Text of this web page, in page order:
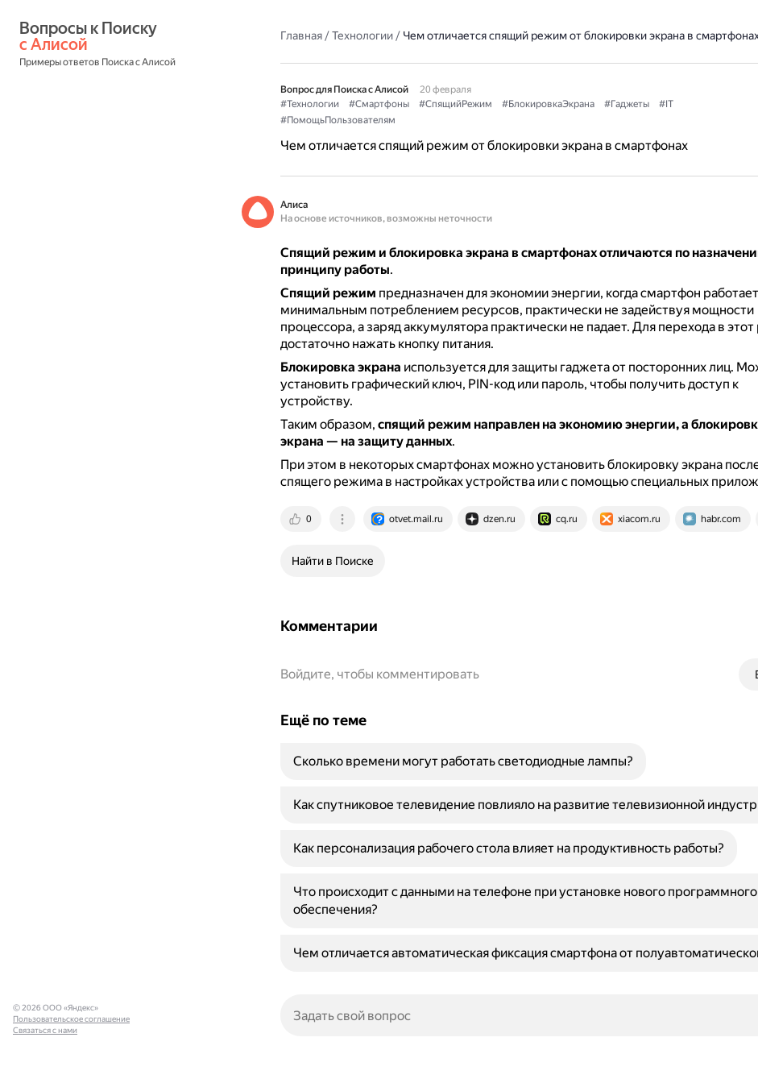
с Алисой
Примеры ответов Поиска с Алисой
Главная/Технологии/ Чем отличается спящий режим от блокировки экрана в
Вопрос для Поиска с Алисой
20 февраля
#Технологии
#Смартфоны #СпящийРежим #БлокировкаЭкрана #Гаджеты
#IT
#ПомощьПользователям
Чем отличается спящий режим от блокировки экрана в смартфонах
Алиса
На основе источников, возможны неточности
Спящий режим и блокировка экрана в смартфонах отличаются по
принципу работы.
Спящий режим предназначен для экономии энергии, когда смартфон
минимальным потреблением ресурсов, практически не задействуя мощности
процессора, а заряд аккумулятора практически не падает. Для перехода в
достаточно нажать кнопку питания.
Блокировка экрана используется для защиты гаджета от посторонних лиц.
установить графический ключ, PIN-код или пароль, чтобы получить доступ к
устройству.
Таким образом, спящий режим направлен на экономию энергии, а
экрана — на защиту данных.
При этом в некоторых смартфонах можно установить блокировку экрана
спящего режима в настройках устройства или с помощью специальных
0 otvet.mail.ru dzen.ru cq.ru xiacom.ru habr.com
Найти в Поиске
Комментарии
Войдите, чтобы комментировать
Ещё по теме
Сколько времени могут работать светодиодные лампы?
Как спутниковое телевидение повлияло на развитие телевизионной
Как персонализация рабочего стола влияет на продуктивность работы?
Что происходит с данными на телефоне при установке нового программного
обеспечения?
Чем отличается автоматическая фиксация смартфона от
© 2026 ООО «Яндекс»
Пользовательское соглашение
Связаться с нами